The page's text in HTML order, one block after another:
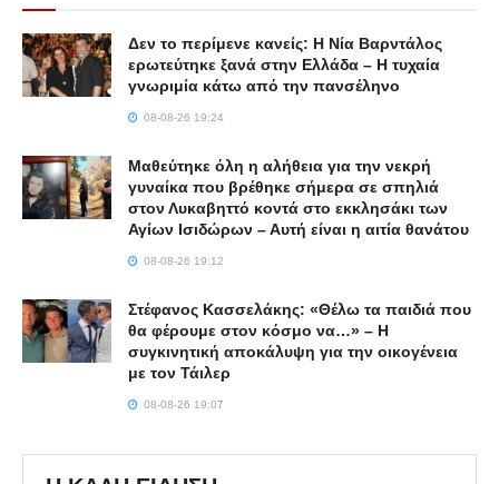
Δεν το περίμενε κανείς: Η Νία Βαρντάλος
ερωτεύτηκε ξανά στην Ελλάδα – Η τυχαία
γνωριμία κάτω από την πανσέληνο
08-08-26 19:24
Μαθεύτηκε όλη η αλήθεια για την νεκρή
γυναίκα που βρέθηκε σήμερα σε σπηλιά
στον Λυκαβηττό κοντά στο εκκλησάκι των
Αγίων Ισιδώρων – Αυτή είναι η αιτία θανάτου
08-08-26 19:12
Στέφανος Κασσελάκης: «Θέλω τα παιδιά που
θα φέρουμε στον κόσμο να…» – Η
συγκινητική αποκάλυψη για την οικογένεια
με τον Τάιλερ
08-08-26 19:07